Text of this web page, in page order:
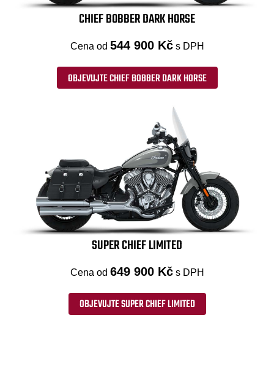
CHIEF BOBBER DARK HORSE
Cena od 544 900 Kč s DPH
OBJEVUJTE CHIEF BOBBER DARK HORSE
SUPER CHIEF LIMITED
Cena od 649 900 Kč s DPH
OBJEVUJTE SUPER CHIEF LIMITED